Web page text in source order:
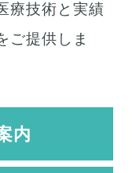
療技術と実績
ご提供しま
内